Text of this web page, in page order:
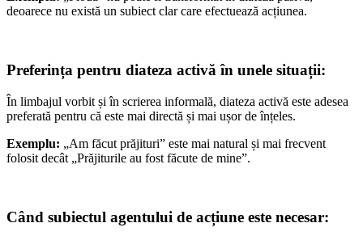
deoarece nu există un subiect clar care efectuează acțiunea.
Preferința pentru diateza activă în unele situații:
În limbajul vorbit și în scrierea informală, diateza activă este adesea
preferată pentru că este mai directă și mai ușor de înțeles.
Exemplu: „Am făcut prăjituri” este mai natural și mai frecvent
folosit decât „Prăjiturile au fost făcute de mine”.
Când subiectul agentului de acțiune este necesar: